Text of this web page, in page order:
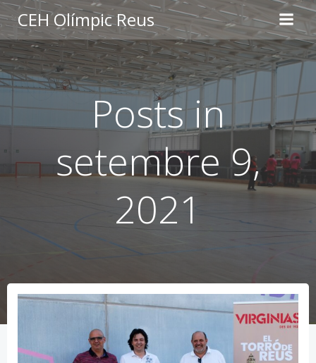
Skip
to
content
CEH Olímpic Reus
Posts in
setembre 9,
2021